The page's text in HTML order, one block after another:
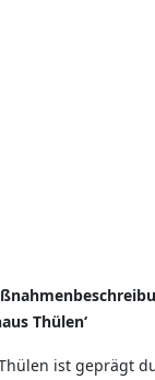
Thülen‘
ist geprägt